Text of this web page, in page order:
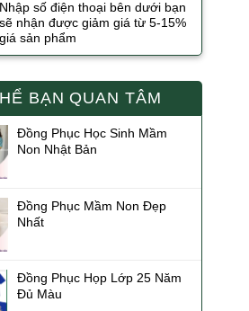
Nhập số điện thoại bên dưới bạn
sẽ nhận được giảm giá từ 5-15%
giá sản phẩm
BẠN QUAN TÂM
Đồng Phục Học Sinh Mầm
Non Nhật Bản
Đồng Phục Mầm Non Đẹp
Nhất
Đồng Phục Họp Lớp 25 Năm
Đủ Màu